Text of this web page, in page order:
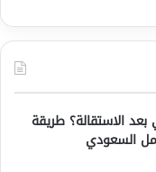
الاستقالة؟ طريقة
السعودي